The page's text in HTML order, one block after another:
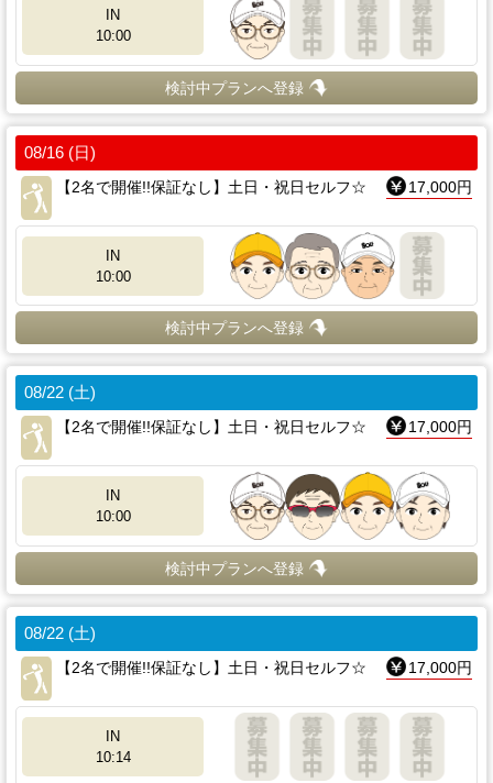
IN
10:00
検討中プランへ登録
08/16 (日)
【2名で開催!!保証なし】土日・祝日セルフ☆
17,000円
IN
10:00
検討中プランへ登録
08/22 (土)
【2名で開催!!保証なし】土日・祝日セルフ☆
17,000円
IN
10:00
検討中プランへ登録
08/22 (土)
【2名で開催!!保証なし】土日・祝日セルフ☆
17,000円
IN
10:14